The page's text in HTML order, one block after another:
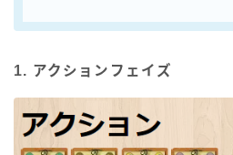
1. アクションフェイズ